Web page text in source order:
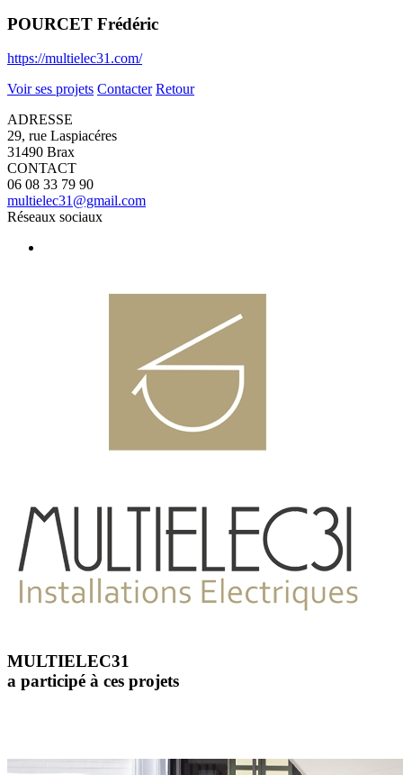
POURCET Frédéric
https://multielec31.com/
Voir ses projets Contacter Retour
ADRESSE
29, rue Laspiacéres
31490 Brax
CONTACT
06 08 33 79 90
multielec31@gmail.com
Réseaux sociaux
MULTIELEC31
a participé à ces projets